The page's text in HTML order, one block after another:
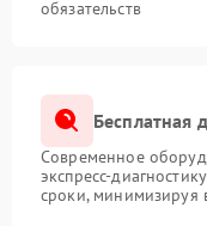
обязательств
Бесплатная
Современное
экспресс-
сроки, минимизируя